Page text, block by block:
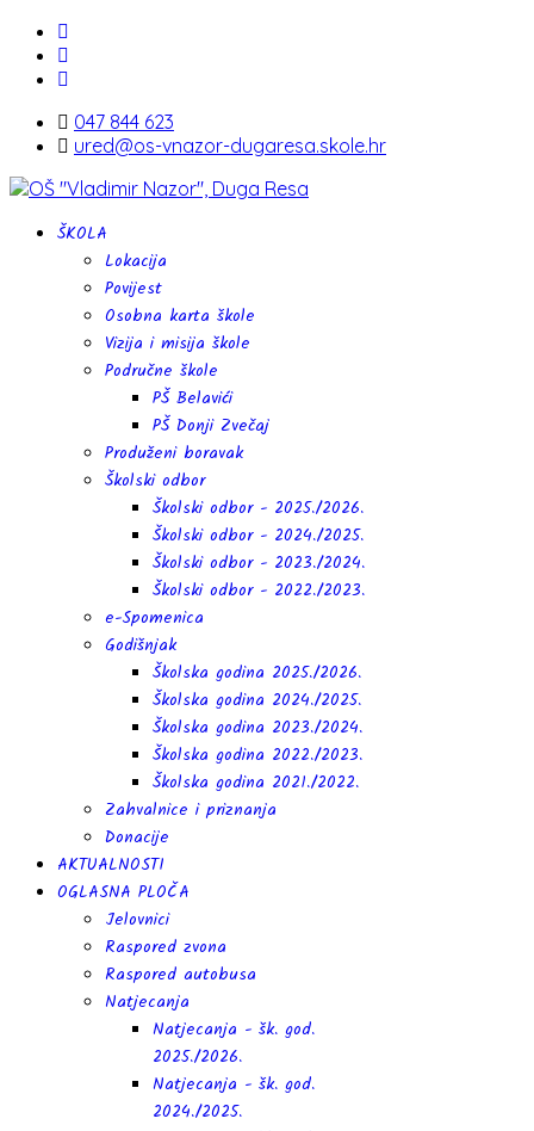
047 844 623
ured@os-vnazor-dugaresa.skole.hr
ŠKOLA
Lokacija
Povijest
Osobna karta škole
Vizija i misija škole
Područne škole
PŠ Belavići
PŠ Donji Zvečaj
Produženi boravak
Školski odbor
Školski odbor - 2025./2026.
Školski odbor - 2024./2025.
Školski odbor - 2023./2024.
Školski odbor - 2022./2023.
e-Spomenica
Godišnjak
Školska godina 2025./2026.
Školska godina 2024./2025.
Školska godina 2023./2024.
Školska godina 2022./2023.
Školska godina 2021./2022.
Zahvalnice i priznanja
Donacije
AKTUALNOSTI
OGLASNA PLOČA
Jelovnici
Raspored zvona
Raspored autobusa
Natjecanja
Natjecanja - šk. god.
2025./2026.
Natjecanja - šk. god.
2024./2025.